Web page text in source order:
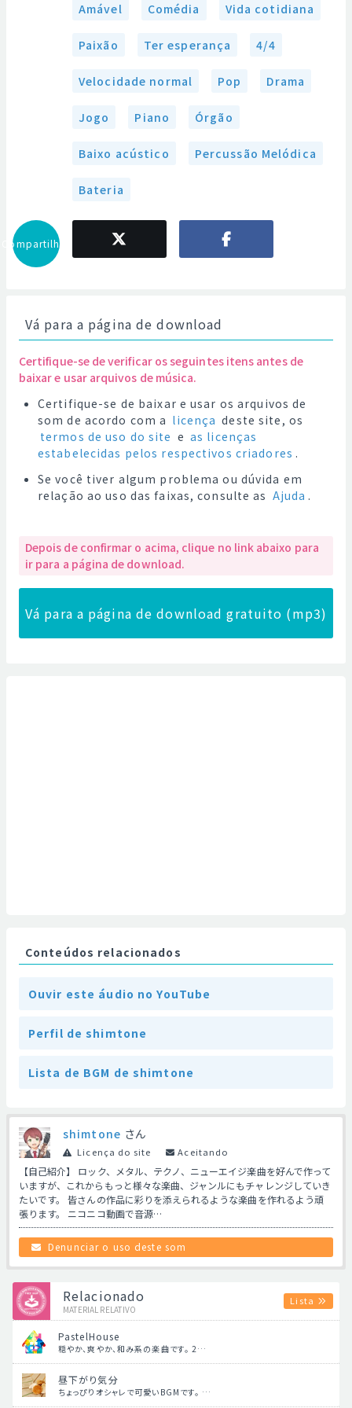
Amável Comédia Vida cotidiana
Paixão Ter esperança 4/4
Velocidade normal Pop Drama
Jogo Piano Órgão
Baixo acústico Percussão Melódica
Bateria
Compartilhar
Vá para a página de download
Certifique-se de verificar os seguintes itens antes de
baixar e usar arquivos de música.
Certifique-se de baixar e usar os arquivos de
som de acordo com a licença deste site, os
termos de uso do site e as licenças
estabelecidas pelos respectivos criadores .
Se você tiver algum problema ou dúvida em
relação ao uso das faixas, consulte as Ajuda .
Depois de confirmar o acima, clique no link abaixo para
ir para a página de download.
Vá para a página de download gratuito (mp3)
Conteúdos relacionados
Ouvir este áudio no YouTube
Perfil de shimtone
Lista de BGM de shimtone
shimtone さん
Licença do site Aceitando
【自己紹介】 ロック、メタル、テクノ、ニューエイジ楽曲を好んで作って
いますが、これからもっと様々な楽曲、ジャンルにもチャレンジしていき
たいです。 皆さんの作品に彩りを添えられるような楽曲を作れるよう頑
張ります。 ニコニコ動画で音源…
Denunciar o uso deste som
Relacionado
MATERIAL RELATIVO
Lista
PastelHouse
穏やか、爽やか、和み系の楽曲です。 2…
昼下がり気分
ちょっぴりオシャレで可愛いBGMです。 …